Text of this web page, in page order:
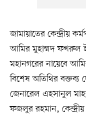
জামায়াতের কেন্দ্রীয়
আমির মুহাম্মদ ফখরুল
মহানগরের নায়েবে
বিশেষ অতিথির বক্তব্য
জেনারেল এহসানুল
ফজলুর রহমান,